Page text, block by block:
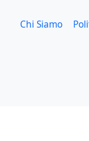
Chi Siamo